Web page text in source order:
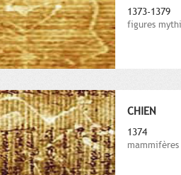
1373-1379
figures
CHIEN
1374
mammifères